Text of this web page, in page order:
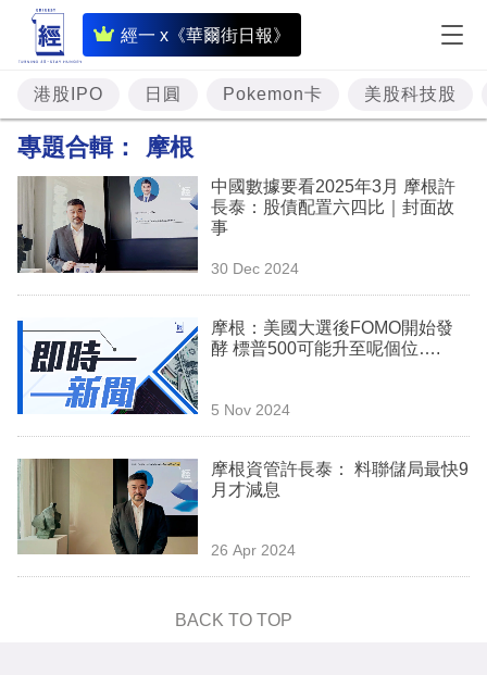
經一 x《華爾街日報》
即
時
財
經
題
投
資
理
商
業
科
技
港股IPO 日圓 Pokemon卡 美股科技股
專題合輯： 摩根
中國數據要看2025年3月 摩根許
長泰：股債配置六四比｜封面故
事
30 Dec 2024
摩根：美國大選後FOMO開始發
酵 標普500可能升至呢個位….
5 Nov 2024
摩根資管許長泰： 料聯儲局最快9
月才減息
26 Apr 2024
BACK TO TOP